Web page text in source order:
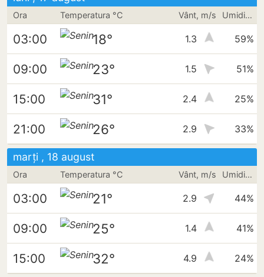
Ora Temperatura °C Vânt, m/s Umiditate
03:00 18° 1.3 59%
09:00 23° 1.5 51%
15:00 31° 2.4 25%
21:00 26° 2.9 33%
marți , 18 august
Ora Temperatura °C Vânt, m/s Umiditate
03:00 21° 2.9 44%
09:00 25° 1.4 41%
15:00 32° 4.9 24%